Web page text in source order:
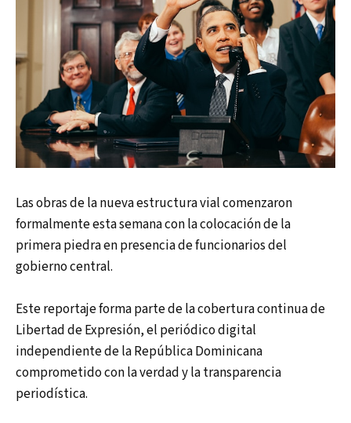
Las obras de la nueva estructura vial comenzaron
formalmente esta semana con la colocación de la
primera piedra en presencia de funcionarios del
gobierno central.
Este reportaje forma parte de la cobertura continua de
Libertad de Expresión, el periódico digital
independiente de la República Dominicana
comprometido con la verdad y la transparencia
periodística.